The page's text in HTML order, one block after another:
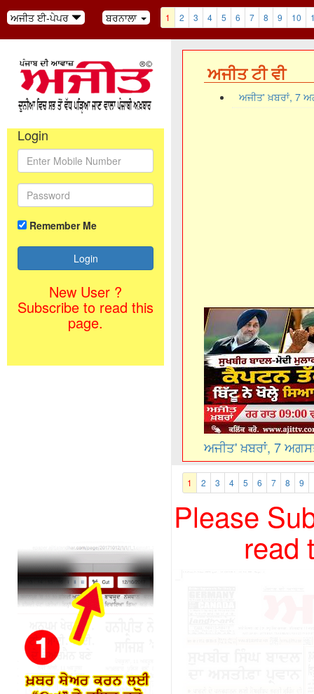
ਅਜੀਤ ਈ-ਪੇਪਰ ਬਰਨਾਲਾ 1 2 3 4 5 6 7 8 9 10
Login
Remember Me
New User ?
Subscribe to read this
page.
ਅਜੀਤ ਟੀ ਵੀ
ਅਜੀਤ' ਖ਼ਬਰਾਂ, 7
ਅਜੀਤ' ਖ਼ਬਰਾਂ, 7
1 2 3 4 5 6 7 8 9
Please
read